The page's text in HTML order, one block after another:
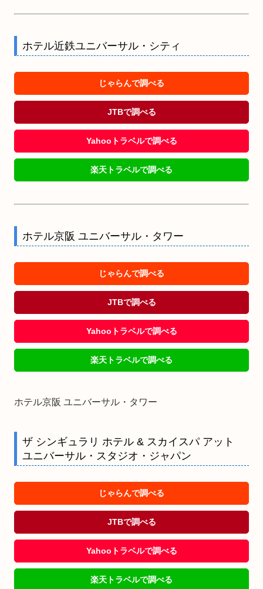
ホテル近鉄ユニバーサル・シティ
じゃらんで調べる
JTBで調べる
Yahooトラベルで調べる
楽天トラベルで調べる
ホテル京阪 ユニバーサル・タワー
じゃらんで調べる
JTBで調べる
Yahooトラベルで調べる
楽天トラベルで調べる
ホテル京阪 ユニバーサル・タワー
ザ シンギュラリ ホテル & スカイスパ アット
ユニバーサル・スタジオ・ジャパン
じゃらんで調べる
JTBで調べる
Yahooトラベルで調べる
楽天トラベルで調べる